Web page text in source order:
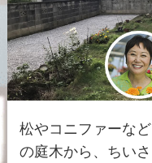
松やコニファーなど
の庭木から、ちいさ